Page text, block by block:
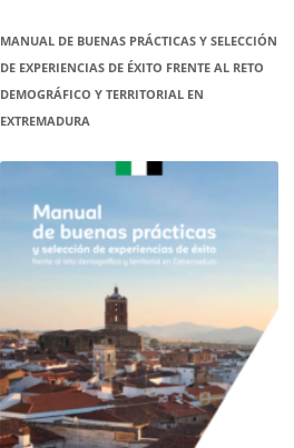
MANUAL DE BUENAS PRÁCTICAS Y SELECCIÓN
DE EXPERIENCIAS DE ÉXITO FRENTE AL RETO
DEMOGRÁFICO Y TERRITORIAL EN
EXTREMADURA